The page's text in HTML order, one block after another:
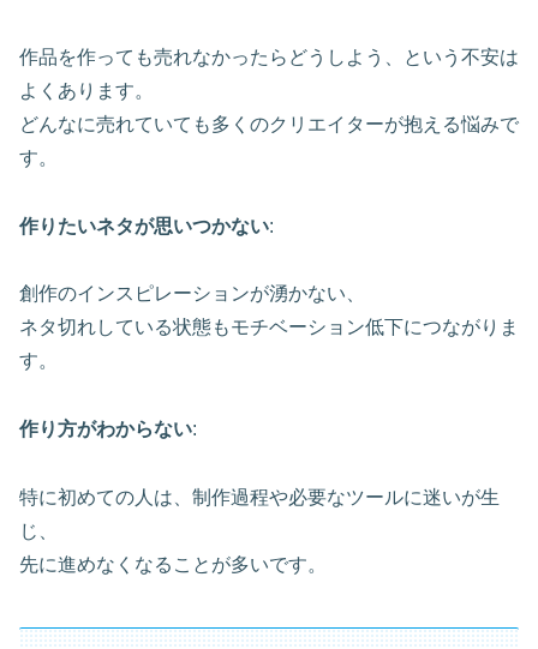
作品を作っても売れなかったらどうしよう、という不安は
よくあります。
どんなに売れていても多くのクリエイターが抱える悩みで
す。
作りたいネタが思いつかない:
創作のインスピレーションが湧かない、
ネタ切れしている状態もモチベーション低下につながりま
す。
作り方がわからない:
特に初めての人は、制作過程や必要なツールに迷いが生
じ、
先に進めなくなることが多いです。